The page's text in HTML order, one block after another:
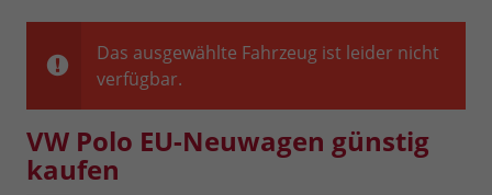
Das ausgewählte Fahrzeug ist leider nicht
verfügbar.
VW Polo EU-Neuwagen günstig
kaufen